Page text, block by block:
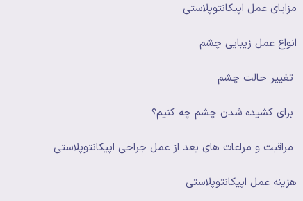
مزایای عمل اپیکانتوپلاستی
انواع عمل زیبایی چشم
تغییر حالت چشم
برای کشیده شدن چشم چه کنیم؟
مراقبت و مراعات های بعد از عمل جراحی اپیکانتوپلاستی
هزینه عمل اپیکانتوپلاستی